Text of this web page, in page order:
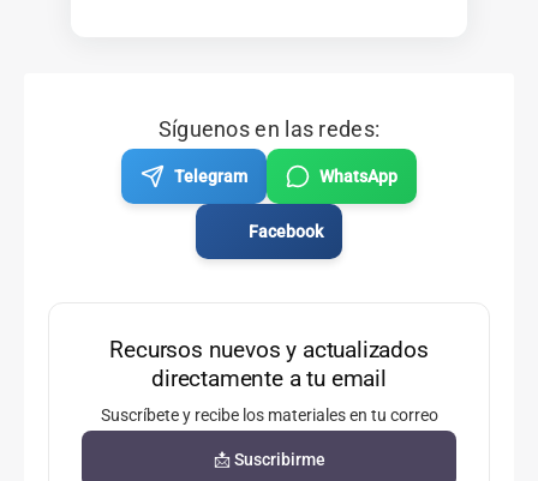
Síguenos en las redes:
Telegram WhatsApp
Facebook
Recursos nuevos y actualizados
directamente a tu email
Suscríbete y recibe los materiales en tu correo
📩 Suscribirme